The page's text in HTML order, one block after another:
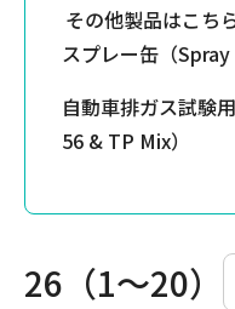
その他製品はこち
スプレー缶（Spray
自動車排ガス試験
56 & TP Mix）
26（1～20）